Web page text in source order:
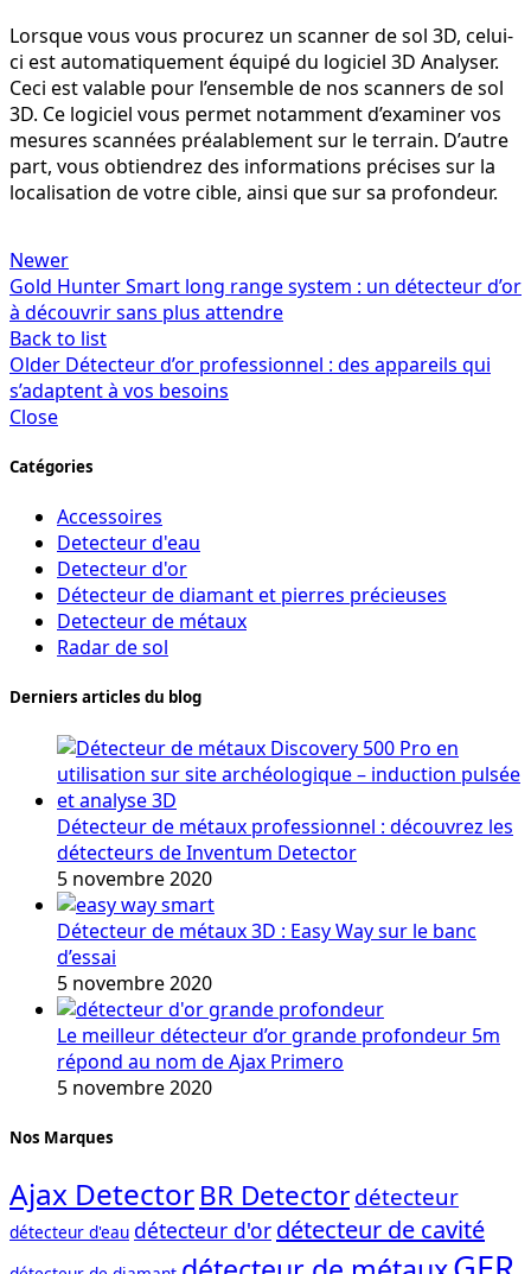
Lorsque vous vous procurez un scanner de sol 3D, celui-
ci est automatiquement équipé du logiciel 3D Analyser.
Ceci est valable pour l’ensemble de nos scanners de sol
3D. Ce logiciel vous permet notamment d’examiner vos
mesures scannées préalablement sur le terrain. D’autre
part, vous obtiendrez des informations précises sur la
localisation de votre cible, ainsi que sur sa profondeur.
Newer
Gold Hunter Smart long range system : un détecteur d’or
à découvrir sans plus attendre
Back to list
Older Détecteur d’or professionnel : des appareils qui
s’adaptent à vos besoins
Close
Catégories
Accessoires
Detecteur d'eau
Detecteur d'or
Détecteur de diamant et pierres précieuses
Detecteur de métaux
Radar de sol
Derniers articles du blog
Détecteur de métaux professionnel : découvrez les
détecteurs de Inventum Detector
5 novembre 2020
Détecteur de métaux 3D : Easy Way sur le banc
d’essai
5 novembre 2020
Le meilleur détecteur d’or grande profondeur 5m
répond au nom de Ajax Primero
5 novembre 2020
Nos Marques
Ajax DetectorBR Detectordétecteur
détecteur d'eau détecteur d'or détecteur de cavité